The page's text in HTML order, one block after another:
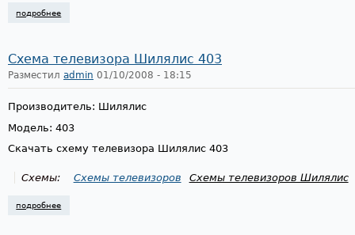
подробнее
Схема телевизора Шилялис 403
Разместил admin 01/10/2008 - 18:15
Производитель: Шилялис
Модель: 403
Скачать схему телевизора Шилялис 403
Схемы: Схемы телевизоров Схемы телевизоров Шилялис
подробнее